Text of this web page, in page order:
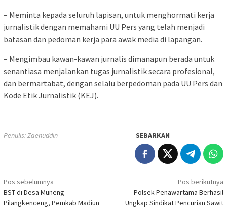
– Meminta kepada seluruh lapisan, untuk menghormati kerja
jurnalistik dengan memahami UU Pers yang telah menjadi
batasan dan pedoman kerja para awak media di lapangan.
– Mengimbau kawan-kawan jurnalis dimanapun berada untuk
senantiasa menjalankan tugas jurnalistik secara profesional,
dan bermartabat, dengan selalu berpedoman pada UU Pers dan
Kode Etik Jurnalistik (KEJ).
Penulis: Zaenuddin SEBARKAN
Navigasi
pos
Pos sebelumnya
BST di Desa Muneng-
Pilangkenceng, Pemkab Madiun
Pos berikutnya
Polsek Penawartama Berhasil
Ungkap Sindikat Pencurian Sawit